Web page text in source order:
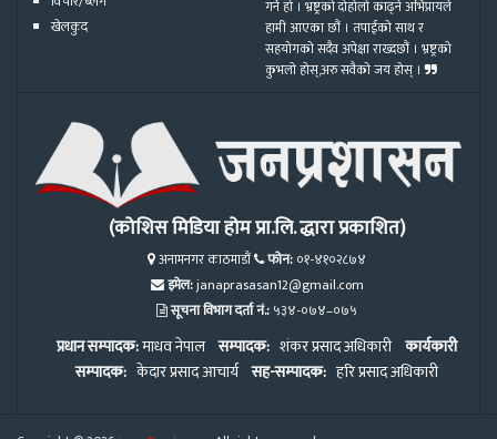
खेलकुद
गर्ने हो । भ्रष्ट्रको दोहोलो काढ्ने अभिप्रायले
हामी आएका छौं । तपाईको साथ र
सहयोगको सदैव अपेक्षा राख्दछौं । भ्रष्ट्रको
कुभलो होस्,अरु सवैको जय होस् ।
(कोशिस मिडिया होम प्रा.लि. द्धारा प्रकाशित)
अनामनगर काठमाडौं फोन: ०१-४१०२८७४
इमेल:janaprasasan12@gmail.com
सूचना विभाग दर्ता नं.: ५३४-०७४–०७५
प्रधान सम्पादक:माधव नेपाल सम्पादक: शंकर प्रसाद अधिकारी कार्यकारी
सम्पादक: केदार प्रसाद आचार्य सह-सम्पादक: हरि प्रसाद अधिकारी